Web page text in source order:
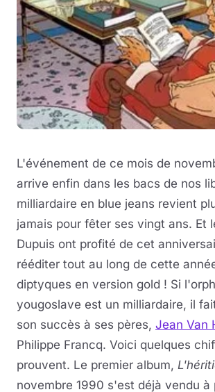
L'événement de ce mois de
arrive enfin dans les bacs de nos
milliardaire en blue jeans revient
jamais pour fêter ses vingt ans. Et
Dupuis ont profité de cet
rééditer tout au long de cette
diptyques en version gold ! Si
yougoslave est un milliardaire, il
son succès à ses pères, Jean Van
Philippe Francq. Voici quelques
prouvent. Le premier album,
novembre 1990 s'est déjà vendu à